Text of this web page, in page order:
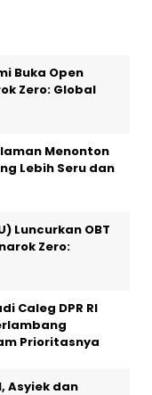
Buka Open
Zero: Global
Menonton
Lebih Seru dan
Luncurkan OBT
Zero:
Caleg DPR RI
Prioritasnya
Asyiek dan